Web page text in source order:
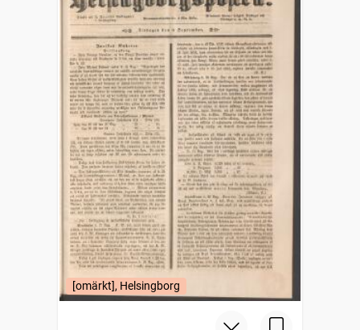
[omärkt], Helsingborg